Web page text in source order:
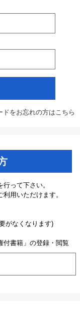
ドをお忘れの方はこちら
って下さい。
用いただけます。
がなくなります)
付書籍」の登録・閲覧